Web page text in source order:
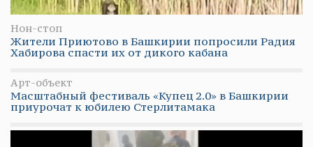
Нон-стоп
Жители Приютово в Башкирии попросили Радия
Хабирова спасти их от дикого кабана
Арт-объект
Масштабный фестиваль «Купец 2.0» в Башкирии
приурочат к юбилею Стерлитамака